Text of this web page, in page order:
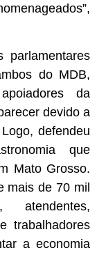
do MDB,
da
devido a
defendeu
que
Mato Grosso.
mais de 70 mil
atendentes,
trabalhadores
a economia